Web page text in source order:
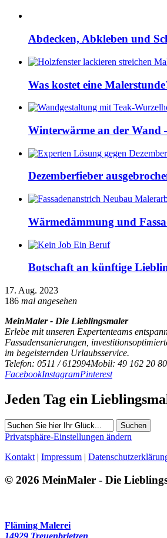
Abdecken, Abkleben und
Was kostet eine
Winterwärme an der Wand
Dezemberfieber
Wärmedämmung und
Botschaft an künftige
17. Aug. 2023
186 mal angesehen
MeinMaler - Die Lieblingsmaler
Erlebe mit unseren Expertenteams
Fassadensanierungen,
im begeisternden Urlaubsservice.
Telefon: 0511 / 612994Mobil: 49 162 20
FacebookInstagramPinterest
Jeden Tag ein
Suchen
Privatsphäre-Einstellungen ändern
Kontakt | Impressum |
© 2026 MeinMaler - Die
Fläming Malerei
14929 Treuenbrietzen